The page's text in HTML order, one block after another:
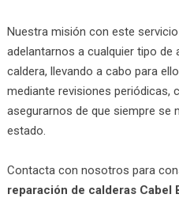
Nuestra misión con este
adelantarnos a cualquier tipo de
caldera, llevando a cabo para
mediante revisiones periódicas,
asegurarnos de que siempre se
estado.
Contacta con nosotros para
reparación de calderas Cabel